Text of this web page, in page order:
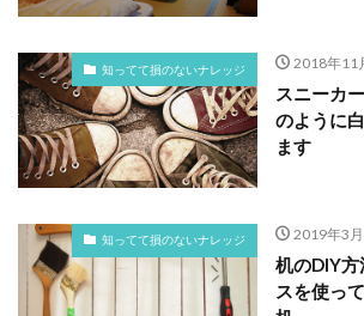
知ってて損のないナレッジ 2018年11
スニーカ
のように
ます
知ってて損のないナレッジ 2019年3
机のDIY方
スを使っ